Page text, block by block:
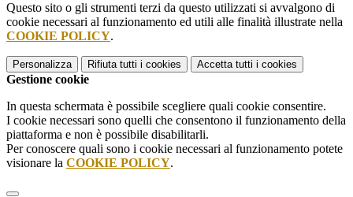
Questo sito o gli strumenti terzi da questo utilizzati si avvalgono di
cookie necessari al funzionamento ed utili alle finalità illustrate nella
COOKIE POLICY.
Personalizza Rifiuta tutti i cookies Accetta tutti i cookies
Gestione cookie
In questa schermata è possibile scegliere quali cookie consentire.
I cookie necessari sono quelli che consentono il funzionamento della
piattaforma e non è possibile disabilitarli.
Per conoscere quali sono i cookie necessari al funzionamento potete
visionare la COOKIE POLICY.